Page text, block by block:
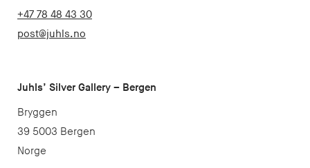
+47 78 48 43 30
post@juhls.no
Juhls’ Silver Gallery – Bergen
Bryggen
39 5003 Bergen
Norge